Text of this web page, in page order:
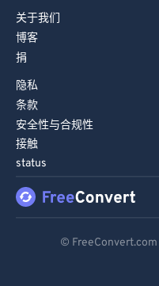
关于我们
博客
捐
隐私
条款
安全性与合规性
接触
status
© FreeConvert.com